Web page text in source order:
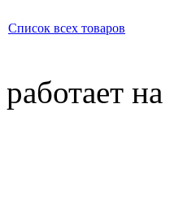
Список всех товаров
работает на